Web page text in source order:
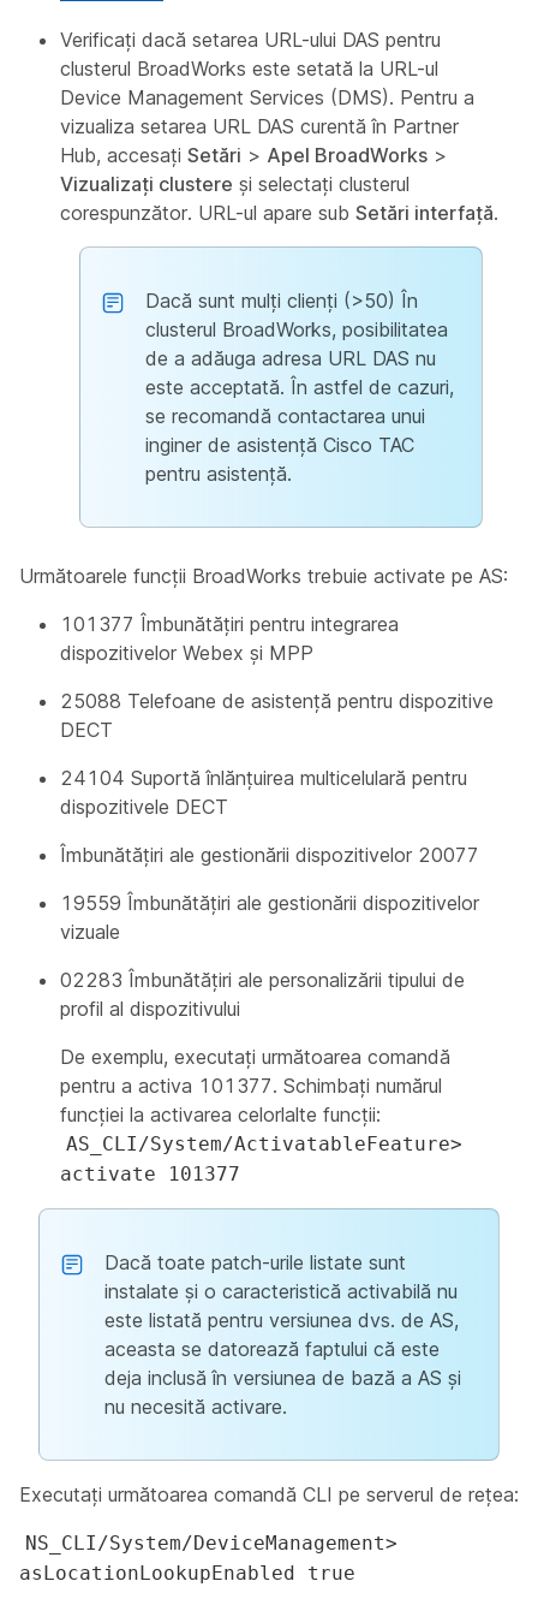
Verificați dacă setarea URL-ului DAS pentru
clusterul BroadWorks este setată la URL-ul
Device Management Services (DMS). Pentru a
vizualiza setarea URL DAS curentă în Partner
Hub, accesați Setări > Apel BroadWorks >
Vizualizați clustere și selectați clusterul
corespunzător. URL-ul apare sub Setări interfață.
Dacă sunt mulți clienți (>50) În
clusterul BroadWorks, posibilitatea
de a adăuga adresa URL DAS nu
este acceptată. În astfel de cazuri,
se recomandă contactarea unui
inginer de asistență Cisco TAC
pentru asistență.
Următoarele funcții BroadWorks trebuie activate pe AS:
101377 Îmbunătățiri pentru integrarea
dispozitivelor Webex și MPP
25088 Telefoane de asistență pentru dispozitive
DECT
24104 Suportă înlănțuirea multicelulară pentru
dispozitivele DECT
Îmbunătățiri ale gestionării dispozitivelor 20077
19559 Îmbunătățiri ale gestionării dispozitivelor
vizuale
02283 Îmbunătățiri ale personalizării tipului de
profil al dispozitivului
De exemplu, executați următoarea comandă
pentru a activa 101377. Schimbați numărul
funcției la activarea celorlalte funcții:
AS_CLI/System/ActivatableFeature>
activate 101377
Dacă toate patch-urile listate sunt
instalate și o caracteristică activabilă nu
este listată pentru versiunea dvs. de AS,
aceasta se datorează faptului că este
deja inclusă în versiunea de bază a AS și
nu necesită activare.
Executați următoarea comandă CLI pe serverul de rețea:
NS_CLI/System/DeviceManagement>
asLocationLookupEnabled true